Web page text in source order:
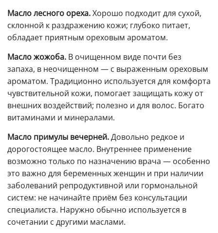
Масло лесного ореха.Хорошо подходит для сухой,
склонной к раздражению кожи; глубоко питает,
обладает приятным ореховым ароматом.
Масло жожоба. В очищенном виде почти без
запаха, в неочищенном — с выраженным ореховым
ароматом. Традиционно используется для комфорта
чувствительной кожи, помогает защищать кожу от
внешних воздействий; полезно и для волос. Богато
витаминами и минералами.
Масло примулы вечерней.Довольно редкое и
дорогостоящее масло. Внутреннее применение
возможно только по назначению врача — особенно
это важно для беременных женщин и при наличии
заболеваний репродуктивной или гормональной
систем: не начинайте приём без консультации
специалиста. Наружно обычно используется в
сочетании с другими маслами.